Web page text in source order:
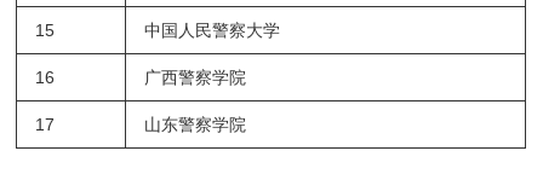
15 中国人民警察大学
16 广西警察学院
17 山东警察学院